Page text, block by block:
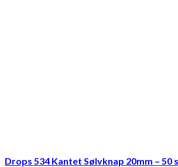
Drops 534 Kantet Sølvknap 20mm – 50